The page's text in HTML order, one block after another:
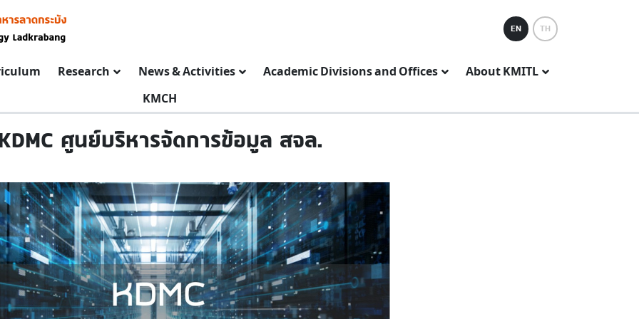
EN TH
Research News & Activities Academic Divisions and Offices
About KMITL
KMCH
ศูนย์บริหารจัดการข้อมูล สจล.